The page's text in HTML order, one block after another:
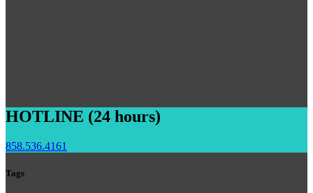
HOTLINE (24 hours)
858.536.4161
Tags